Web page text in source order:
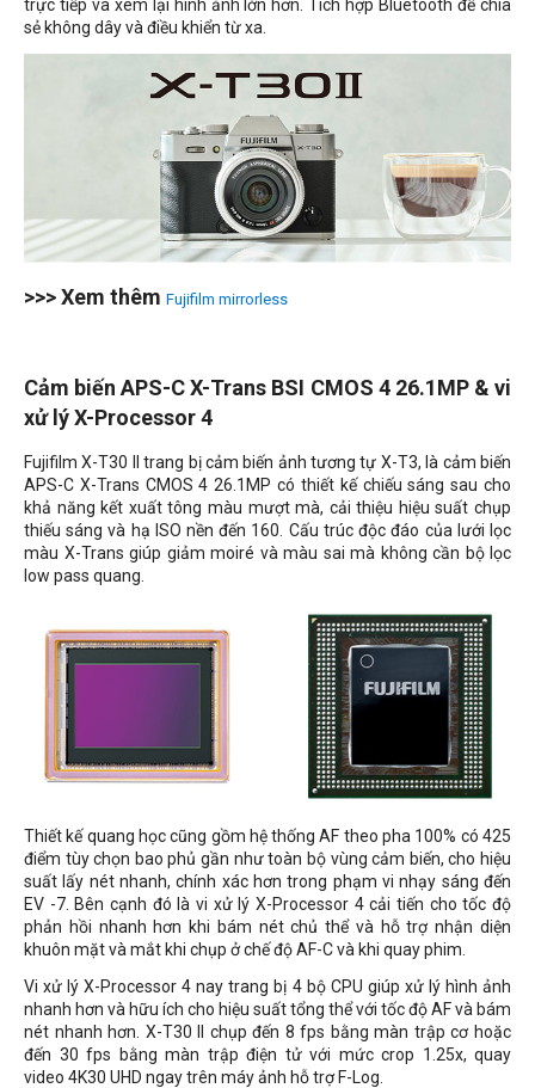
trực tiếp và xem lại hình ảnh lớn hơn. Tích hợp Bluetooth để chia
sẻ không dây và điều khiển từ xa.
>>> Xem thêm Fujifilm mirrorless
Cảm biến APS-C X-Trans BSI CMOS 4 26.1MP & vi
xử lý X-Processor 4
Fujifilm X-T30 II trang bị cảm biến ảnh tương tự X-T3, là cảm biến
APS-C X-Trans CMOS 4 26.1MP có thiết kế chiếu sáng sau cho
khả năng kết xuất tông màu mượt mà, cải thiệu hiệu suất chụp
thiếu sáng và hạ ISO nền đến 160. Cấu trúc độc đáo của lưới lọc
màu X-Trans giúp giảm moiré và màu sai mà không cần bộ lọc
low pass quang.
Thiết kế quang học cũng gồm hệ thống AF theo pha 100% có 425
điểm tùy chọn bao phủ gần như toàn bộ vùng cảm biến, cho hiệu
suất lấy nét nhanh, chính xác hơn trong phạm vi nhạy sáng đến
EV -7. Bên cạnh đó là vi xử lý X-Processor 4 cải tiến cho tốc độ
phản hồi nhanh hơn khi bám nét chủ thể và hỗ trợ nhận diện
khuôn mặt và mắt khi chụp ở chế độ AF-C và khi quay phim.
Vi xử lý X-Processor 4 nay trang bị 4 bộ CPU giúp xử lý hình ảnh
nhanh hơn và hữu ích cho hiệu suất tổng thể với tốc độ AF và bám
nét nhanh hơn. X-T30 II chụp đến 8 fps bằng màn trập cơ hoặc
đến 30 fps bằng màn trập điện tử với mức crop 1.25x, quay
video 4K30 UHD ngay trên máy ảnh hỗ trợ F-Log.